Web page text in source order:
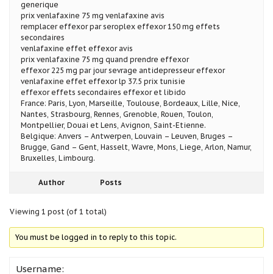
generique
prix venlafaxine 75 mg venlafaxine avis
remplacer effexor par seroplex effexor 150 mg effets
secondaires
venlafaxine effet effexor avis
prix venlafaxine 75 mg quand prendre effexor
effexor 225 mg par jour sevrage antidepresseur effexor
venlafaxine effet effexor lp 37.5 prix tunisie
effexor effets secondaires effexor et libido
France: Paris, Lyon, Marseille, Toulouse, Bordeaux, Lille, Nice,
Nantes, Strasbourg, Rennes, Grenoble, Rouen, Toulon,
Montpellier, Douai et Lens, Avignon, Saint-Etienne.
Belgique: Anvers – Antwerpen, Louvain – Leuven, Bruges –
Brugge, Gand – Gent, Hasselt, Wavre, Mons, Liege, Arlon, Namur,
Bruxelles, Limbourg.
Author Posts
Viewing 1 post (of 1 total)
You must be logged in to reply to this topic.
Username: